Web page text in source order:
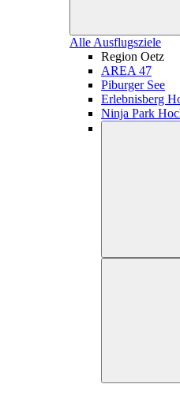
Alle Ausflugsziele
Region Oetz
AREA 47
Piburger See
Erlebnisberg
Ninja Park